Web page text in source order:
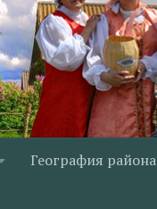
География района